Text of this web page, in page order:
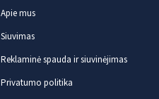
Apie mus
Siuvimas
Reklaminė spauda ir siuvinėjimas
Privatumo politika